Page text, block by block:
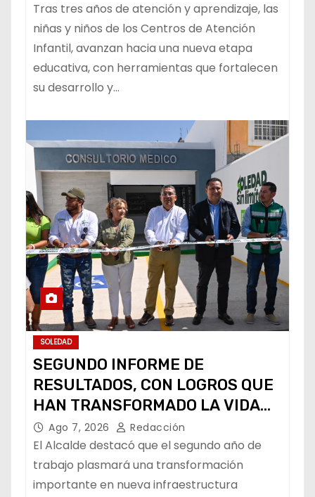
Tras tres años de atención y aprendizaje, las
niñas y niños de los Centros de Atención
Infantil, avanzan hacia una nueva etapa
educativa, con herramientas que fortalecen
su desarrollo y…
SOLEDAD
SEGUNDO INFORME DE
RESULTADOS, CON LOGROS QUE
HAN TRANSFORMADO LA VIDA
DE LOS SOLEDENSES: JUAN
MANUEL NAVARRO
Ago 7, 2026 Redacción
El Alcalde destacó que el segundo año de
trabajo plasmará una transformación
importante en nueva infraestructura